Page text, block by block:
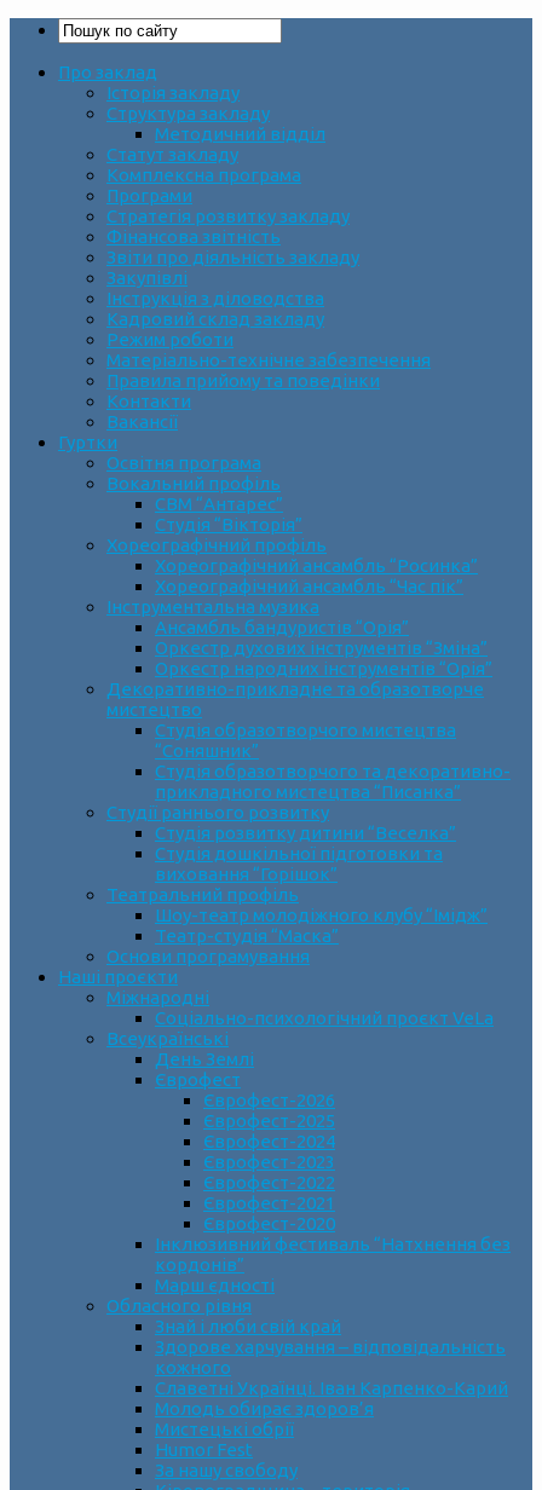
Про заклад
Історія закладу
Структура закладу
Методичний відділ
Статут закладу
Комплексна програма
Програми
Стратегія розвитку закладу
Фінансова звітність
Звіти про діяльність закладу
Закупівлі
Інструкція з діловодства
Кадровий склад закладу
Режим роботи
Матеріально-технічне забезпечення
Правила прийому та поведінки
Контакти
Вакансії
Гуртки
Освітня програма
Вокальний профіль
СВМ “Антарес”
Студія “Вікторія”
Хореографічний профіль
Хореографічний ансамбль “Росинка”
Хореографічний ансамбль “Час пік”
Інструментальна музика
Ансамбль бандуристів “Орія”
Оркестр духових інструментів “Зміна”
Оркестр народних інструментів “Орія”
Декоративно-прикладне та образотворче
мистецтво
Cтудія образотворчого мистецтва
“Соняшник”
Студія образотворчого та декоративно-
прикладного мистецтва “Писанка”
Студії раннього розвитку
Студія розвитку дитини “Веселка”
Студія дошкільної підготовки та
виховання “Горішок”
Театральний профіль
Шоу-театр молодіжного клубу “Імідж”
Театр-студія “Маска”
Основи програмування
Наші проєкти
Міжнародні
Соціально-психологічний проєкт VeLa
Всеукраїнські
День Землі
Єврофест
Єврофест-2026
Єврофест-2025
Єврофест-2024
Єврофест-2023
Єврофест-2022
Єврофест-2021
Єврофест-2020
Інклюзивний фестиваль “Натхнення без
кордонів”
Марш єдності
Обласного рівня
Знай і люби свій край
Здорове харчування – відповідальність
кожного
Славетні Українці. Іван Карпенко-Карий
Молодь обирає здоров’я
Мистецькі обрії
Humor Fest
За нашу свободу